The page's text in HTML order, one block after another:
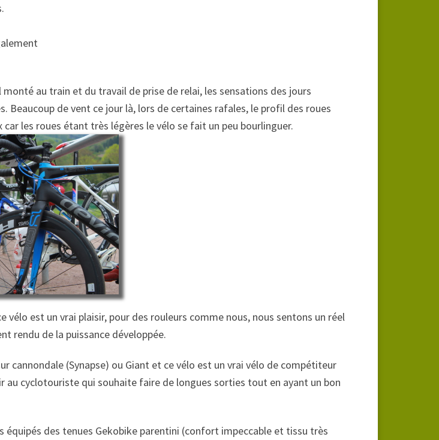
monté au train et du travail de prise de relai, les sensations des jours
Beaucoup de vent ce jour là, lors de certaines rafales, le profil des roues
les roues étant très légères le vélo se fait un peu bourlinguer.
vélo est un vrai plaisir, pour des rouleurs comme nous, nous sentons un réel
rendu de la puissance développée.
cannondale (Synapse) ou Giant et ce vélo est un vrai vélo de compétiteur
au cyclotouriste qui souhaite faire de longues sorties tout en ayant un bon
équipés des tenues Gekobike parentini (confort impeccable et tissu très